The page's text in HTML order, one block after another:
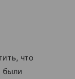
что
были